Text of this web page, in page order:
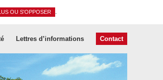
OU S'OPPOSER .
Lettres d’informations Contact